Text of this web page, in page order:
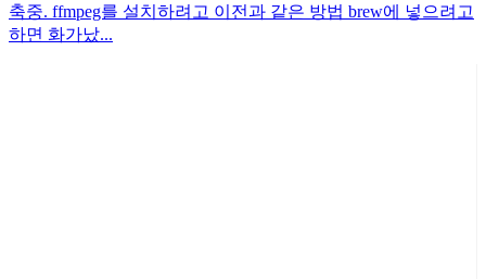
축중. ffmpeg를 설치하려고 이전과 같은 방법 brew에 넣으려고
하면 화가났...